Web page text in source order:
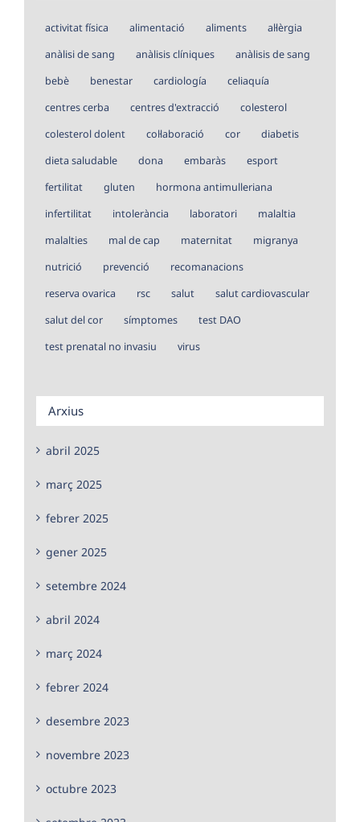
activitat física alimentació aliments
al·lèrgia
anàlisi de sang
anàlisis clíniques
anàlisis de sang
bebè
benestar cardiología
celiaquía
centres cerba
centres d'extracció
colesterol
colesterol dolent
col·laboració cor
diabetis
dieta saludable
dona embaràs
esport
fertilitat
gluten
hormona antimulleriana
infertilitat
intolerància laboratori
malaltia
malalties
mal de cap maternitat
migranya
nutrició
prevenció
recomanacions
reserva ovarica
rsc salut
salut cardiovascular
salut del cor
símptomes
test DAO
test prenatal no invasiu
virus
Arxius
abril 2025
març 2025
febrer 2025
gener 2025
setembre 2024
abril 2024
març 2024
febrer 2024
desembre 2023
novembre 2023
octubre 2023